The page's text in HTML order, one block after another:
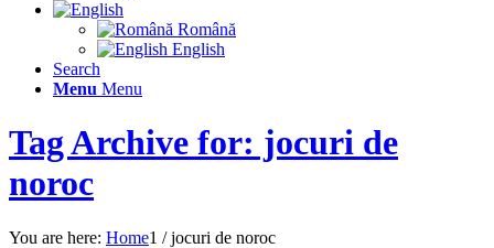
Română
English
Search
Menu Menu
Tag Archive for: jocuri de
noroc
You are here: Home1 / jocuri de noroc